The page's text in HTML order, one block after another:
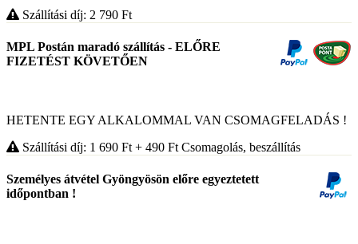
Szállítási díj: 2 790 Ft
MPL Postán maradó szállítás - ELŐRE
FIZETÉST KÖVETŐEN
HETENTE EGY ALKALOMMAL VAN CSOMAGFELADÁS !
Szállítási díj: 1 690 Ft + 490 Ft Csomagolás, beszállítás
Személyes átvétel Gyöngyösön előre egyeztetett
időpontban !